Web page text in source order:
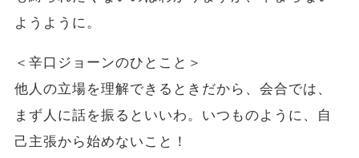
ようように。
＜辛口ジョーンのひとこと＞
他人の立場を理解できるときだから、会合では、
まず人に話を振るといいわ。いつものように、自
己主張から始めないこと！